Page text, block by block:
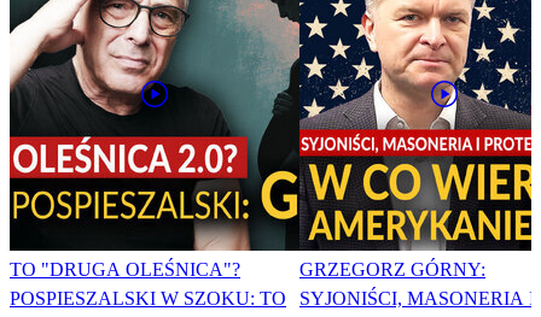
TO "DRUGA OLEŚNICA"?
POSPIESZALSKI W SZOKU: TO
GRZEGORZ GÓRNY:
SYJONIŚCI, MASONERIA I